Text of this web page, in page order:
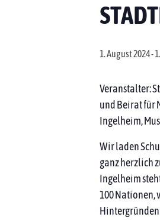
1. August 2024-
Veranstalter:
und Beirat für
Ingelheim,
Wir laden
ganz herzlich
Ingelheim
100 Nationen,
Hintergründen